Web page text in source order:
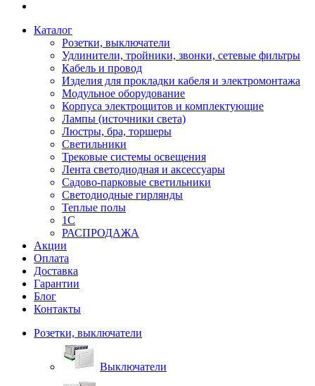
Каталог
Розетки, выключатели
Удлинители, тройники, звонки, сетевые фильтры
Кабель и провод
Изделия для прокладки кабеля и электромонтажа
Модульное оборудование
Корпуса электрощитов и комплектующие
Лампы (источники света)
Люстры, бра, торшеры
Светильники
Трековые системы освещения
Лента светодиодная и аксессуары
Садово-парковые светильники
Светодиодные гирлянды
Теплые полы
1С
РАСПРОДАЖА
Акции
Оплата
Доставка
Гарантии
Блог
Контакты
Розетки, выключатели
Выключатели